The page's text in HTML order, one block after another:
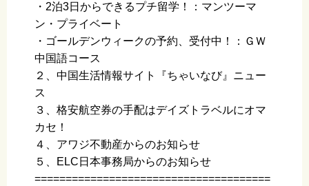
・2泊3日からできるプチ留学！：マンツーマ
ン・プライベート
・ゴールデンウィークの予約、受付中！：ＧＷ
中国語コース
２、中国生活情報サイト『ちゃいなび』ニュー
ス
３、格安航空券の手配はデイズトラベルにオマ
カセ！
４、アワジ不動産からのお知らせ
５、ELC日本事務局からのお知らせ
======================================